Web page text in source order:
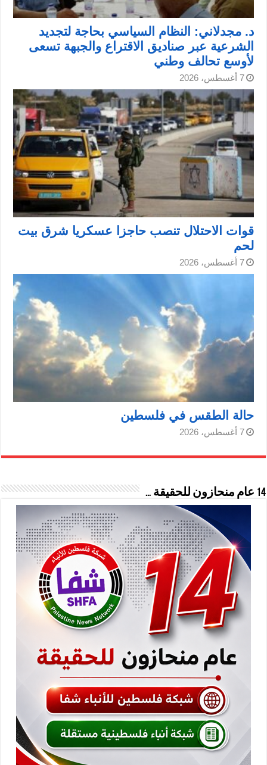
د. مجدلاني: النظام السياسي بحاجة لتجديد
الشرعية عبر صناديق الاقتراع والجبهة تسعى
لأوسع تحالف وطني
7 أغسطس، 2026
قوات الاحتلال تنصب حاجزا عسكريا شرق بيت
لحم
7 أغسطس، 2026
حالة الطقس في فلسطين
7 أغسطس، 2026
14 عام منحازون للحقيقة …